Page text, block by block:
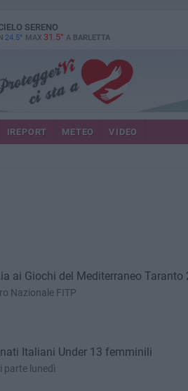
SERENO
24.5° MAX 31.5° A BARLETTA
IREPORT METEO VIDEO
ai Giochi del Mediterraneo Taranto
Nazionale FITP
Italiani Under 13 femminili
parte lunedì